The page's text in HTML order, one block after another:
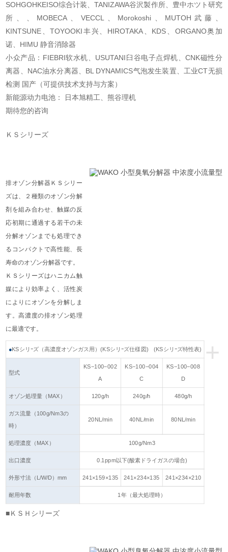
SOHGOHKEISO综合计装、TANIZAWA谷沢製作所、豊中ホツト研究
所、、MOBECA、VECCL、Morokoshi、MUTOH武藤、
KINTSUNE、TOYOOKI丰兴、HIROTAKA、KDS、ORGANO奥加
诺、HIMU 静音消除器
小众产品：FIEBRI软水机、USUTANI臼谷电子点焊机、CNK磁性分
离器、NAC油水分离器、BL DYNAMICS气泡发生装置、工业CT无损
检测 国产（可提供技术支持与方案）
新能源动力电池： 日本旭精工、熊谷理机
期待您的咨询
ＫＳシリーズ
排オゾン分解器ＫＳシリー
ズは、２種類のオゾン分解
剤を組み合わせ、触媒の反
応初期に通過する若干の未
分解オゾンまでも処理でき
るコンパクトで高性能、長
寿命のオゾン分解器です。
ＫＳシリーズはハニカム触
媒により効率よく、活性炭
によりにオゾンを分解しま
す。高濃度の排オゾン処理
に最適です。
+
●KSシリｰズ（高濃度オゾンガス用）(KSシリｰズ仕様図) (KSシリｰズ特性表)
型式
KS−100−002
A
KS−100−004
C
KS−100−008
D
オゾン処理量（MAX） 120g/h 240g/h 480g/h
ガス流量（100g/Nm3の
時）
20NL/min 40NL/min 80NL/min
処理濃度（MAX） 100g/Nm3
出口濃度 0.1ppm以下(酸素ドライガスの場合)
外形寸法（L/W/D）mm 241×159×135 241×234×135 241×234×210
耐用年数 1年（最大処理時）
■ＫＳＨシリーズ